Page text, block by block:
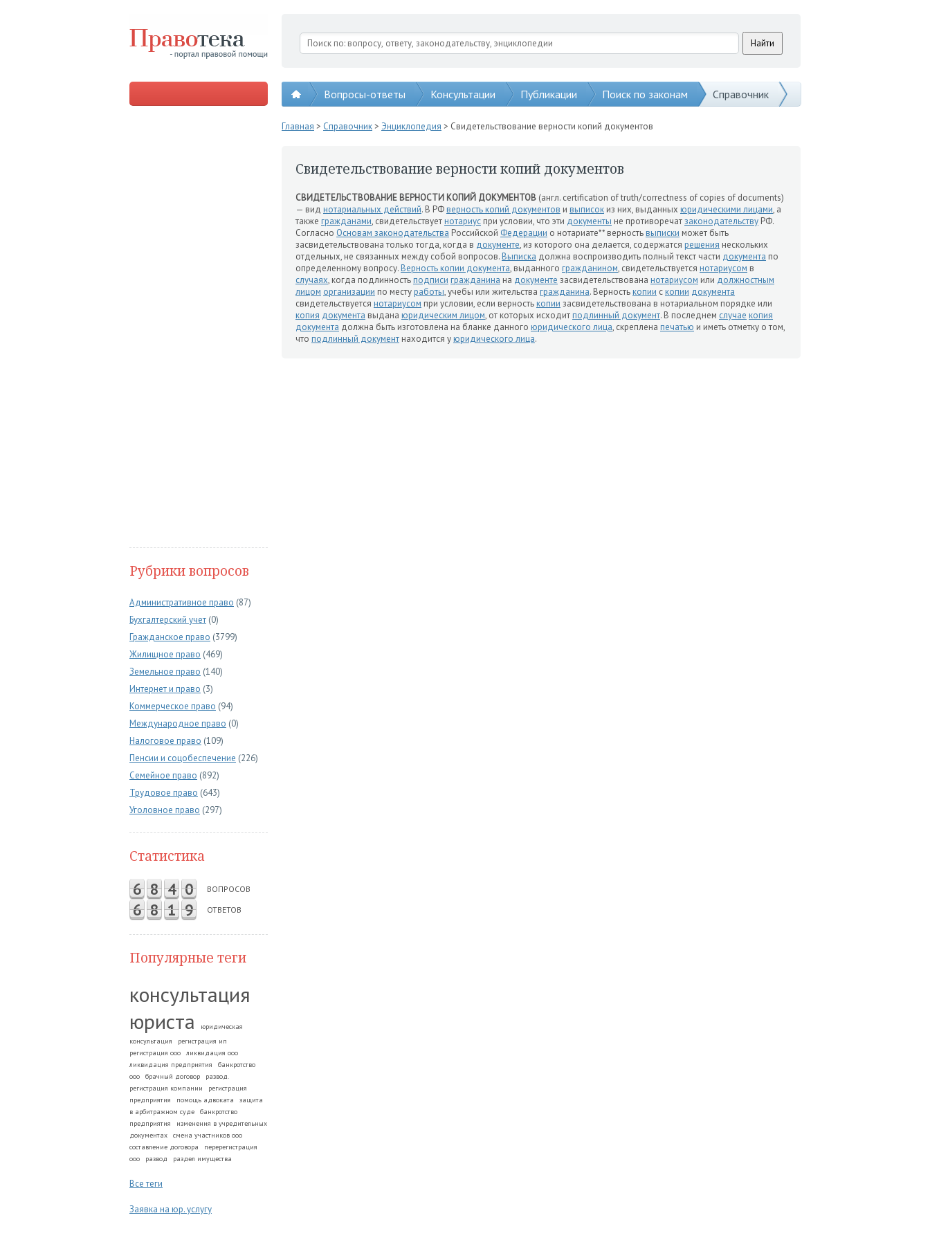
Вопросы-ответы Консультации Публикации Поиск по законам Справочник
Рубрики вопросов
Административное право (87)
Бухгалтерский учет (0)
Гражданское право (3799)
Жилищное право (469)
Земельное право (140)
Интернет и право (3)
Коммерческое право (94)
Международное право (0)
Налоговое право (109)
Пенсии и соцобеспечение (226)
Семейное право (892)
Трудовое право (643)
Уголовное право (297)
Статистика
6 8 4 0 ВОПРОСОВ
6 8 1 9 ОТВЕТОВ
Популярные теги
консультация
юриста
юридическая
консультация
регистрация ип
регистрация ооо
ликвидация ооо
ликвидация предприятия
банкротство
ооо
брачный договор
развод.
регистрация компании
регистрация
предприятия
помощь адвоката
защита
в арбитражном суде
банкротство
предприятия
изменения в учредительных
документах
смена участников ооо
составление договора
перерегистрация
ооо
развод раздел имущества
Все теги
Заявка на юр. услугу
Главная > Справочник> Энциклопедия > Свидетельствование верности копий документов
Свидетельствование верности копий документов
СВИДЕТЕЛЬСТВОВАНИЕ ВЕРНОСТИ КОПИЙ ДОКУМЕНТОВ (англ. certification of truth/correctness of copies of documents)
— вид нотариальных действий. В РФверность копий документов и выписок из них, выданных юридическими лицами, а
также гражданами, свидетельствуетнотариус при условии, что эти документы не противоречатзаконодательству РФ.
Согласно Основам законодательства Российской Федерации о нотариате** верностьвыписки может быть
засвидетельствована только тогда, когда в документе, из которого она делается, содержатся решения нескольких
отдельных, не связанных между собой вопросов.Выписка должна воспроизводить полный текст части документа по
определенному вопросу.Верность копии документа, выданного гражданином, свидетельствуется нотариусом в
случаях, когда подлинностьподписи гражданина на документе засвидетельствована нотариусом или должностным
лицом организации по местуработы, учебы или жительства гражданина. Верностькопии скопии документа
свидетельствуется нотариусом при условии, если верностькопии засвидетельствована в нотариальном порядке или
копия документа выдана юридическим лицом, от которых исходитподлинный документ. В последнем случае копия
документа должна быть изготовлена на бланке данного юридического лица, скреплена печатью и иметь отметку о том,
что подлинный документ находится уюридического лица.